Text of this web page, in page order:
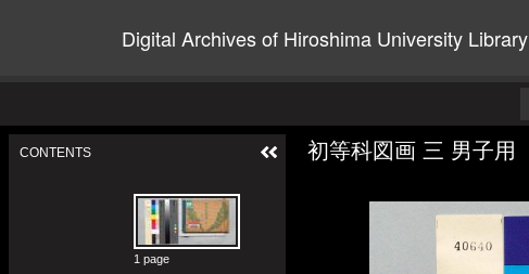
Digital Archives of Hiroshima University Library